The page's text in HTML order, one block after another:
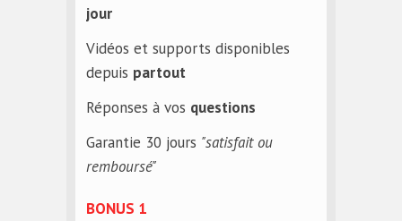
jour
Vidéos et supports disponibles
depuis partout
Réponses à vos questions
Garantie 30 jours "satisfait ou
remboursé"
BONUS 1